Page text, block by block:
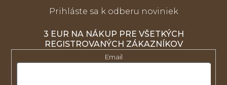
i
p
r
v
k
Prihláste sa k odberu noviniek
3 EUR NA NÁKUP PRE VŠETKÝCH
REGISTROVANÝCH ZÁKAZNÍKOV
Email